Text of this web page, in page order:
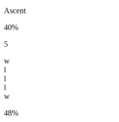
Ascent
40%
5
w
l
l
l
w
48%